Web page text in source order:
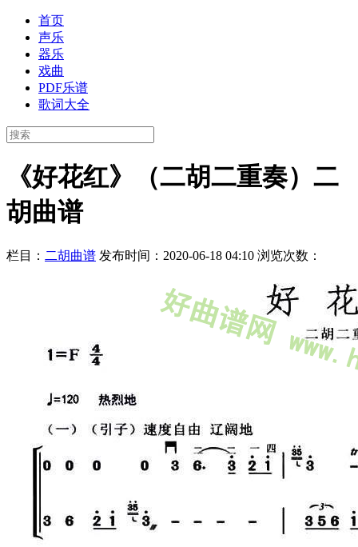
首页
声乐
器乐
戏曲
PDF乐谱
歌词大全
《好花红》（二胡二重奏）二
胡曲谱
栏目： 二胡曲谱 发布时间：2020-06-18 04:10 浏览次数：